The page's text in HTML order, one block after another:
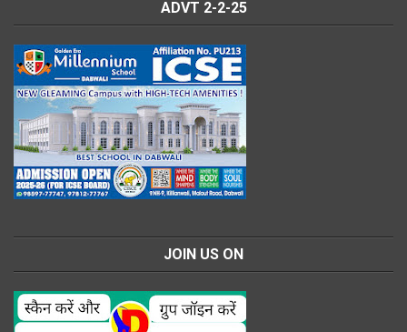
ADVT 2-2-25
JOIN US ON